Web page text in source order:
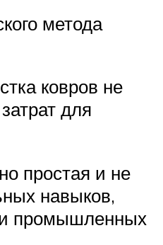
метода
ковров не
для
простая и не
навыков,
промышленных